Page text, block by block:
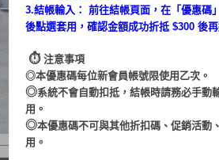
．配件:
3.結帳輸入： 前往結帳頁面，在「 優惠碼
後點選套用，確認金額成功折抵 $300 後再
⏱︎ 注意事項
◎本優惠碼每位新會員帳號限使用乙次。
◎系統不會自動扣抵，結帳時請務必手動
用。
◎本優惠碼不可與其他折扣碼、促銷活動
用。